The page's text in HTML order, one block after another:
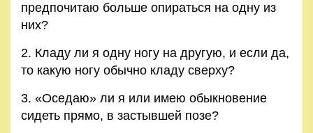
Контакты
Правила
и
условия
предпочитаю больше опираться на одну из
них?
2. Кладу ли я одну ногу на другую, и если да,
то какую ногу обычно кладу сверху?
3. «Оседаю» ли я или имею обыкновение
сидеть прямо, в застывшей позе?